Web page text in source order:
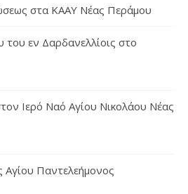
στα ΚΑΑΥ Νέας Περάμου
εν Δαρδανελλίοις στο
Ιερό Ναό Αγίου Νικολάου Νέας
Αγίου Παντελεήμονος